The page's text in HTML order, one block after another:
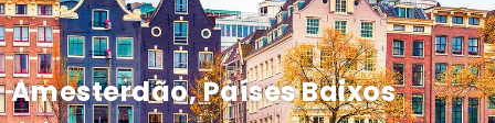
Amesterdão, Países Baixos